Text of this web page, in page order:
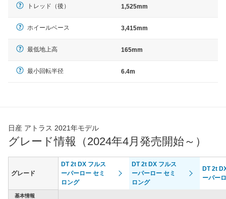
トレッド（後） 1,525mm
ホイールベース 3,415mm
最低地上高 165mm
最小回転半径 6.4m
日産 アトラス 2021年モデル
グレード情報（2024年4月発売開始～）
グレード
DT 2t DX フルス
ーパーロー セミ
ロング
DT 2t DX フルス
ーパーロー セミ
ロング
DT 2t
ーパー
基本情報